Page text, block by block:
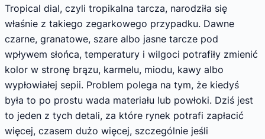
Tropical dial, czyli tropikalna tarcza, narodziła się
właśnie z takiego zegarkowego przypadku. Dawne
czarne, granatowe, szare albo jasne tarcze pod
wpływem słońca, temperatury i wilgoci potrafiły zmienić
kolor w stronę brązu, karmelu, miodu, kawy albo
wypłowiałej sepii. Problem polega na tym, że kiedyś
była to po prostu wada materiału lub powłoki. Dziś jest
to jeden z tych detali, za które rynek potrafi zapłacić
więcej, czasem dużo więcej, szczególnie jeśli